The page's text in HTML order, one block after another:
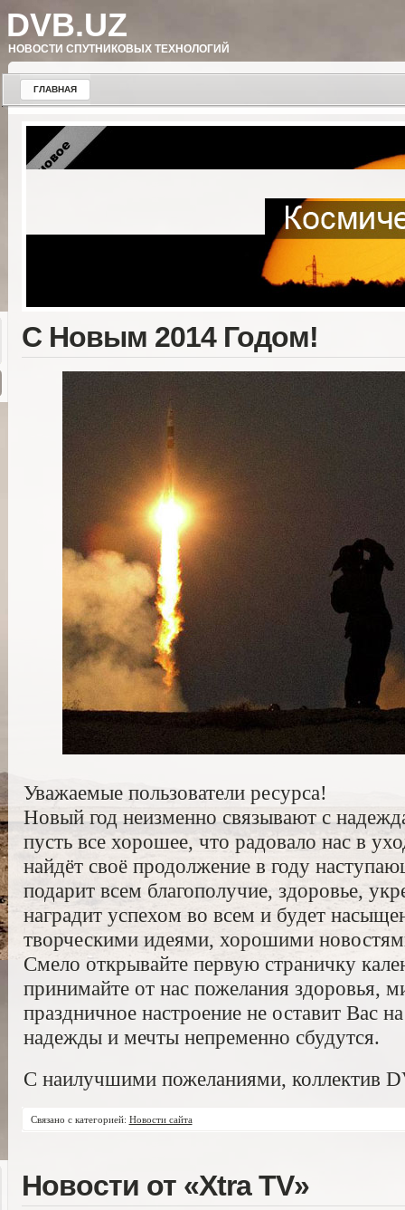
DVB.UZ
НОВОСТИ СПУТНИКОВЫХ ТЕХНОЛОГИЙ
ГЛАВНАЯ
С Новым 2014 Годом!
Уважаемые пользователи ресурса!
Новый год неизменно связывают с
пусть все хорошее, что радовало нас в
найдёт своё продолжение в году
подарит всем благополучие, здоровье,
наградит успехом во всем и будет
творческими идеями, хорошими
Смело открывайте первую страничку
принимайте от нас пожелания здоровья,
праздничное настроение не оставит Вас
надежды и мечты непременно сбудутся.
С наилучшими пожеланиями, коллектив
Связано с категорией: Новости сайта
Новости от «Xtra TV»